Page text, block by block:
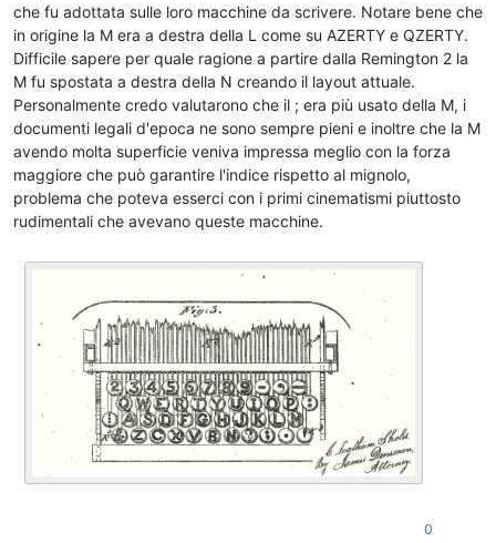
che fu adottata sulle loro macchine da scrivere. Notare bene che
in origine la M era a destra della L come su AZERTY e QZERTY.
Difficile sapere per quale ragione a partire dalla Remington 2 la
M fu spostata a destra della N creando il layout attuale.
Personalmente credo valutarono che il ; era più usato della M, i
documenti legali d'epoca ne sono sempre pieni e inoltre che la M
avendo molta superficie veniva impressa meglio con la forza
maggiore che può garantire l'indice rispetto al mignolo,
problema che poteva esserci con i primi cinematismi piuttosto
rudimentali che avevano queste macchine.
0